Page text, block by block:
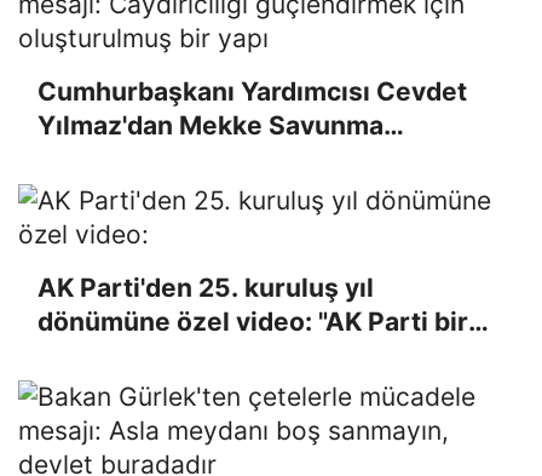
Cumhurbaşkanı Yardımcısı Cevdet
Yılmaz'dan Mekke Savunma
güçlendirmek için oluşturulmuş bir
yapı
AK Parti'den 25. kuruluş yıl
dönümüne özel video: "AK Parti bir